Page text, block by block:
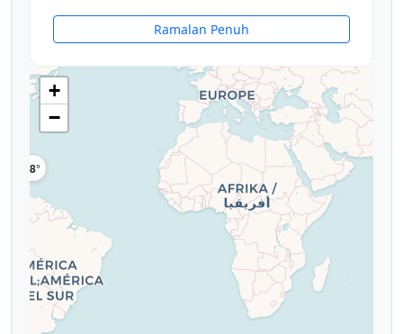
Ramalan Penuh
28°
+
−